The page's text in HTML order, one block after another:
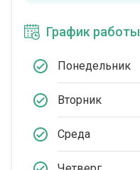
График работы
Понедельник
Вторник
Среда